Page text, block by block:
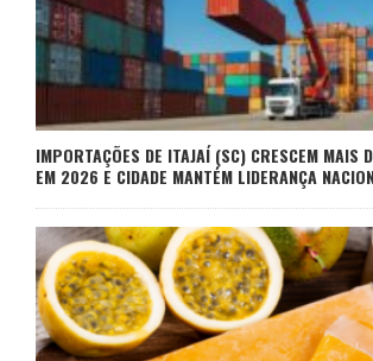
IMPORTAÇÕES DE ITAJAÍ (SC) CRESCEM MAIS
EM 2026 E CIDADE MANTÉM LIDERANÇA